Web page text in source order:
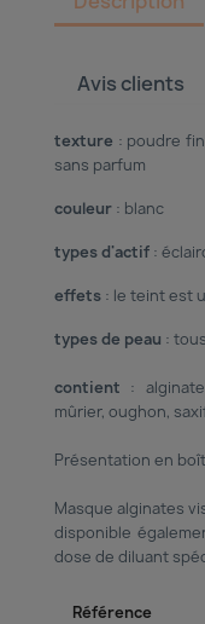
Avis clients
texture : poudre
sans parfum
couleur : blanc
types d'actif :
effets : le teint est
types de peau : tous
contient :
mûrier, oughon,
Présentation en
Masque alginates
disponible
dose de diluant
Référence